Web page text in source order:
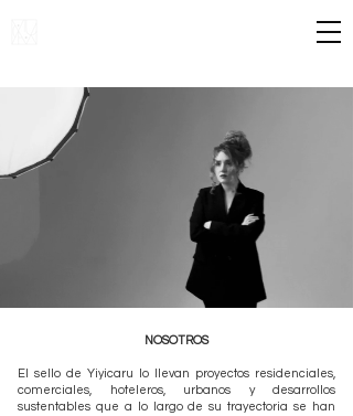
NOSOTROS
El sello de Yiyicaru lo llevan proyectos residenciales,
comerciales, hoteleros, urbanos y desarrollos
sustentables que a lo largo de su trayectoria se han